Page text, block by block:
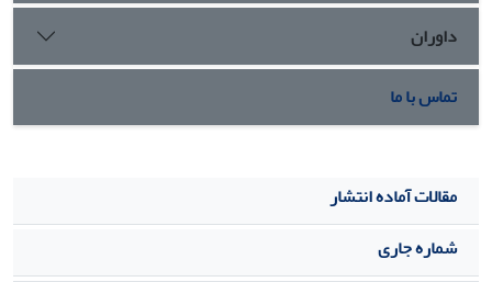
داوران
تماس با ما
مقالات آماده انتشار
شماره جاری